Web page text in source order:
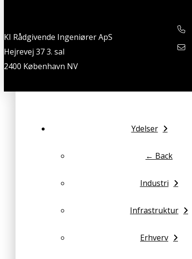
KI Rådgivende Ingeniører ApS
Hejrevej 37 3. sal
2400 København NV
Ydelser
← Back
Industri
Infrastruktur
Erhverv